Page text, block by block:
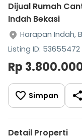
Dijual Rumah
Indah Bekasi
Harapan Indah,
Listing ID: 53655472
Rp
Simpan
Detail Properti